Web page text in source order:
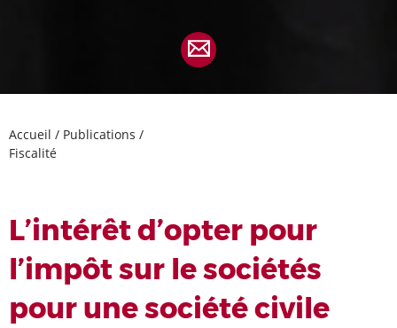
Accueil / Publications /
Fiscalité
L’intérêt d’opter pour
l’impôt sur le sociétés
pour une société civile